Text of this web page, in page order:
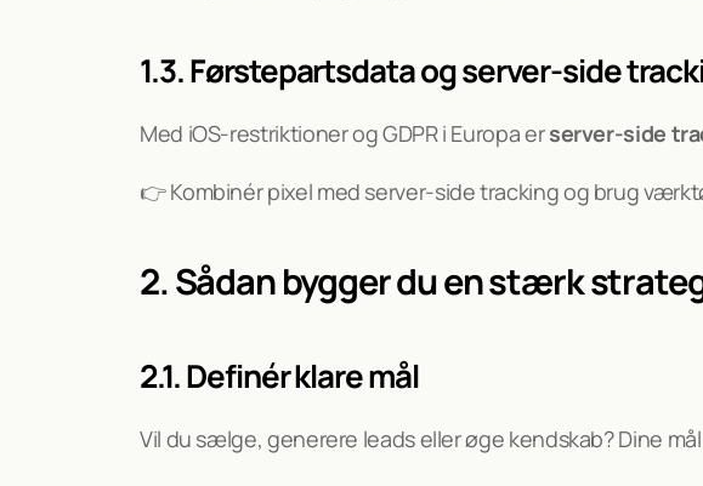
1.3. Førstepartsdata og server-side
Med iOS-restriktioner og GDPR i Europa er server-side
👉 Kombinér pixel med server-side tracking og brug
2. Sådan bygger du en stærk
2.1. Definér klare mål
Vil du sælge, generere leads eller øge kendskab? Dine